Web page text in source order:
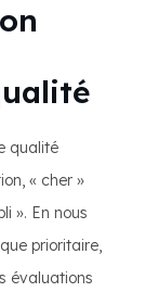
qualité
« cher »
». En nous
prioritaire,
évaluations